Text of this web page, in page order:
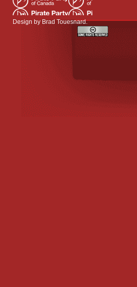
Design byBrad Touesnard.